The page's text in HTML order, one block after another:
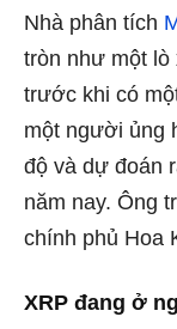
Nhà phân tích
tròn như một lò
trước khi có
một người ủng
độ và dự đoán
năm nay. Ông
chính phủ Hoa
XRP đang ở